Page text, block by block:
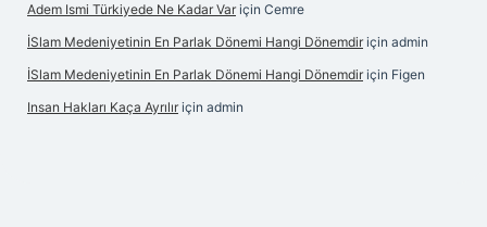
Adem Ismi Türkiyede Ne Kadar Var için Cemre
İSlam Medeniyetinin En Parlak Dönemi Hangi Dönemdir için admin
İSlam Medeniyetinin En Parlak Dönemi Hangi Dönemdir için Figen
Insan Hakları Kaça Ayrılır için admin